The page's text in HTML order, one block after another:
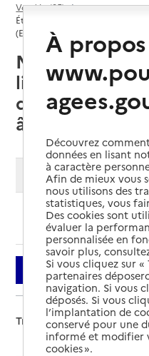
Vendée (85)
Établissement d'hébergement
(EHPAD)
Notre-Dame-
liste des
d'hébergement
âgées
Modifier ma
Filtrer
Trier par :
À
Découvrez
données en lisant
à caractère
Afin de mieux vous
nous utilisons des
statistiques, vous
Des cookies sont
évaluer la
personnalisée en
savoir plus,
Si vous cliquez sur
partenaires
navigation. Si vous
déposés. Si vous
l’implantation de
conservé pour une
informé et modifier
cookies ».